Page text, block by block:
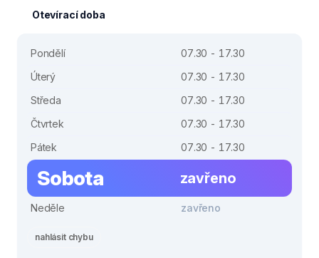
Otevírací doba
Pondělí
07.30 - 17.30
Úterý
07.30 - 17.30
Středa
07.30 - 17.30
Čtvrtek
07.30 - 17.30
Pátek
07.30 - 17.30
Sobota zavřeno
Neděle zavřeno
nahlásit chybu